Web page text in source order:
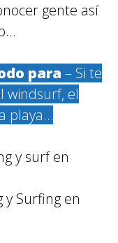
gente así
para– Si te
windsurf, el
playa…
y Surfing en